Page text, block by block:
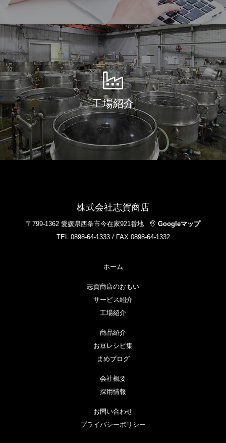
工場紹介
株式会社志賀商店
〒799-1362 愛媛県西条市今在家921番地
Googleマップ
TEL 0898-64-1333 / FAX 0898-64-1332
ホーム
志賀商店のおもい
サービス紹介
工場紹介
商品紹介
お豆レシピ集
まめブログ
会社概要
採用情報
お問い合わせ
プライバシーポリシー